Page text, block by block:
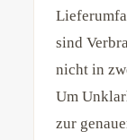
sind
nicht in
Um
zur